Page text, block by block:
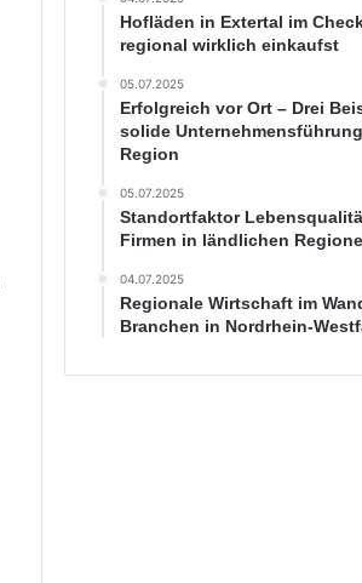
Hofläden in Extertal im
regional wirklich einkaufst
05.07.2025
Erfolgreich vor Ort – Drei
solide
Region
05.07.2025
Standortfaktor
Firmen in ländlichen
04.07.2025
Regionale Wirtschaft im
Branchen in Nordrhein-